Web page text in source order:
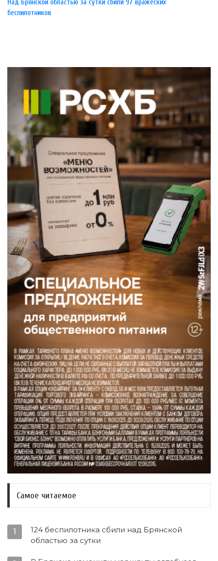
Над Брянской областью за сутки сбили 97 вражеских
беспилотников
Самое читаемое
1
124 беспилотника сбили над Брянской
областью за сутки